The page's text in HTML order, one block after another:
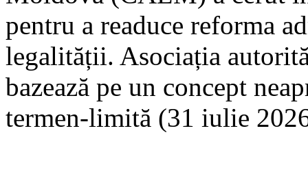
pentru a readuce reforma
legalității. Asociația
bazează pe un concept
termen-limită (31 iulie